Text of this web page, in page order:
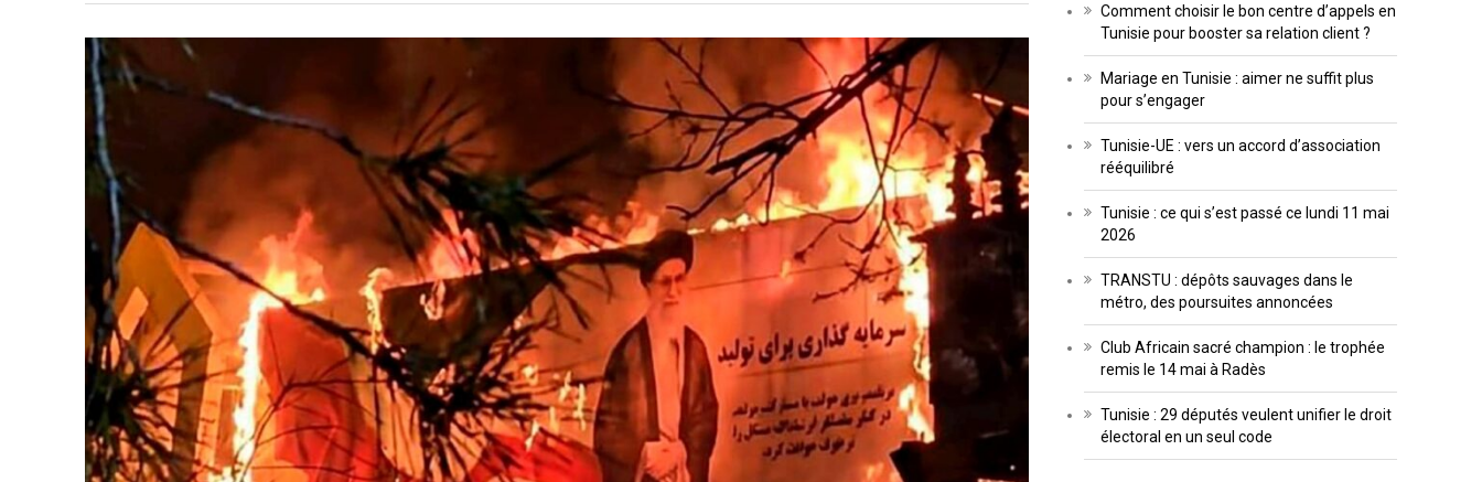
Comment choisir le bon centre d’appels en
Tunisie pour booster sa relation client ?
Mariage en Tunisie : aimer ne suffit plus
pour s’engager
Tunisie-UE : vers un accord d’association
rééquilibré
Tunisie : ce qui s’est passé ce lundi 11 mai
2026
TRANSTU : dépôts sauvages dans le
métro, des poursuites annoncées
Club Africain sacré champion : le trophée
remis le 14 mai à Radès
Tunisie : 29 députés veulent unifier le droit
électoral en un seul code